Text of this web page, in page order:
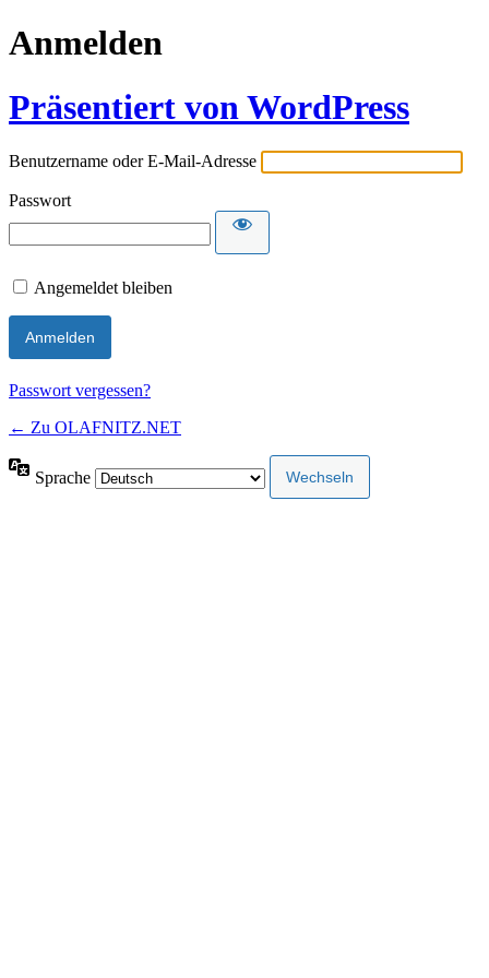
Anmelden
Präsentiert von WordPress
Benutzername oder E-Mail-Adresse
Passwort
Angemeldet bleiben
Passwort vergessen?
← Zu OLAFNITZ.NET
Sprache